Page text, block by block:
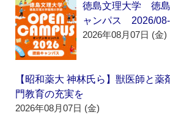
徳島文理大学 徳
ャンパス 2026/
2026年08月07日 (金)
【昭和薬大 神林氏ら】獣医師と薬
門教育の充実を
2026年08月07日 (金)